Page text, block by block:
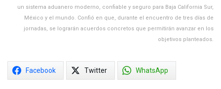
un sistema aduanero moderno, confiable y seguro para Baja California Sur,
México y el mundo. Confió en que, durante el encuentro de tres días de
jornadas, se lograrán acuerdos concretos que permitirán avanzar en los
objetivos planteados.
Facebook Twitter WhatsApp